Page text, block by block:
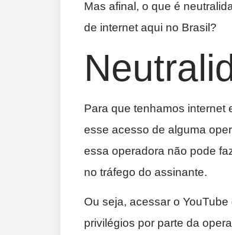
Mas afinal, o que é
de internet aqui no Brasil?
Para que tenhamos internet
esse acesso de alguma
essa operadora não pode
no tráfego do assinante.
Ou seja, acessar o
privilégios por parte da